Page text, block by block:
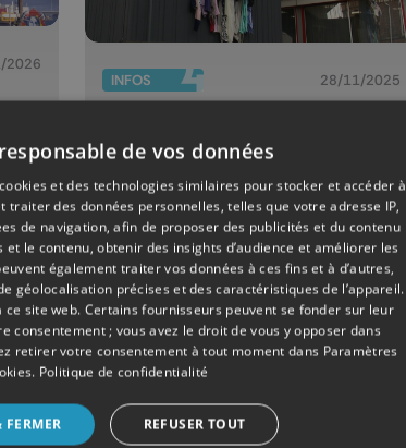
2026
INFOS 28/11/2025
l'Institut Maria
Goretti se
mobilisent contre
la
surconsommation
de vos données
et des technologies similaires pour stocker et accéder à
des données personnelles, telles que votre adresse IP,
de navigation, afin de proposer des publicités et du contenu
le contenu, obtenir des insights d’audience et améliorer les
également traiter vos données à ces fins et à d’autres,
géolocalisation précises et des caractéristiques de l’appareil.
ce site web. Certains fournisseurs peuvent se fonder sur leur
consentement ; vous avez le droit de vous y opposer dans
retirer votre consentement à tout moment dans Paramètres
. Politique de confidentialité
FERMER REFUSER TOUT